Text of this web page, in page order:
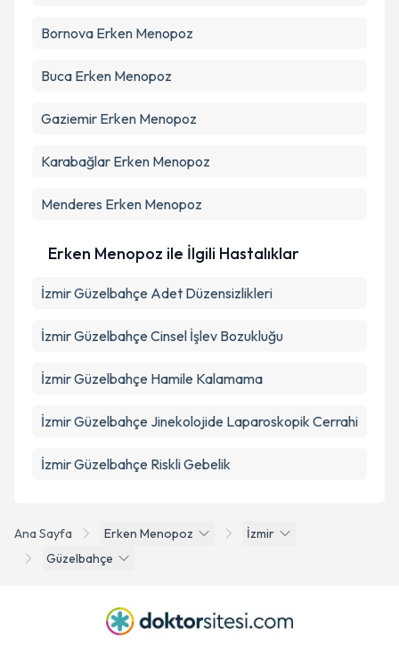
Ana Sayfa Erken Menopoz
İzmir
Güzelbahçe
Bornova Erken Menopoz
Buca Erken Menopoz
Gaziemir Erken Menopoz
Karabağlar Erken Menopoz
Menderes Erken Menopoz
Erken Menopoz ile İlgili Hastalıklar
İzmir Güzelbahçe Adet Düzensizlikleri
İzmir Güzelbahçe Cinsel İşlev Bozukluğu
İzmir Güzelbahçe Hamile Kalamama
İzmir Güzelbahçe Jinekolojide Laparoskopik Cerrahi
İzmir Güzelbahçe Riskli Gebelik